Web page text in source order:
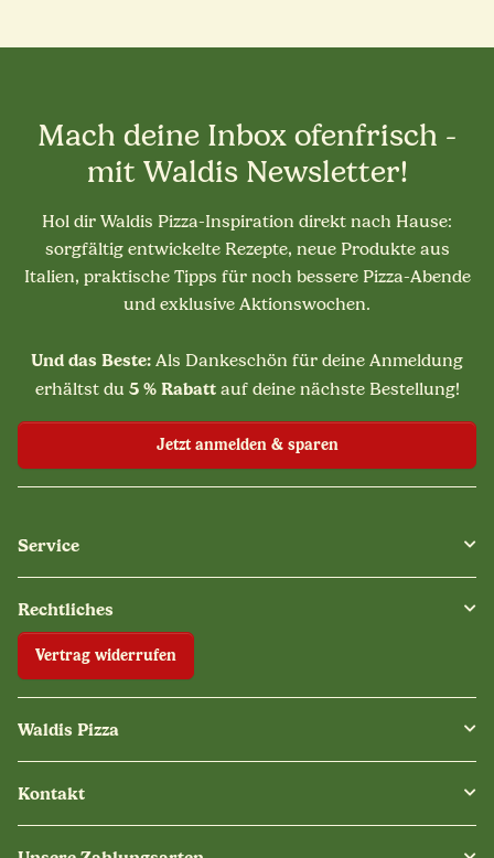
Mach deine Inbox ofenfrisch -
mit Waldis Newsletter!
Hol dir Waldis Pizza-Inspiration direkt nach Hause:
sorgfältig entwickelte Rezepte, neue Produkte aus
Italien, praktische Tipps für noch bessere Pizza-Abende
und exklusive Aktionswochen.
Und das Beste: Als Dankeschön für deine Anmeldung
erhältst du 5 % Rabattauf deine nächste Bestellung!
Jetzt anmelden & sparen
Service
Rechtliches
Vertrag widerrufen
Waldis Pizza
Kontakt